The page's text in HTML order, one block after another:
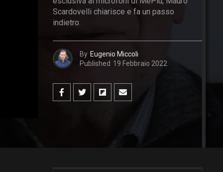
Scardovelli chiarisce e fa un passo
indietro.
By Eugenio Miccoli
Published 19 Febbraio 2022